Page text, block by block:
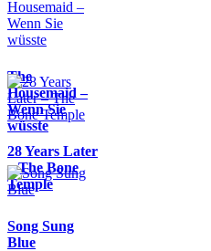
The
Housemaid –
Wenn Sie
wüsste
28 Years Later
– The Bone
Temple
Song Sung
Blue